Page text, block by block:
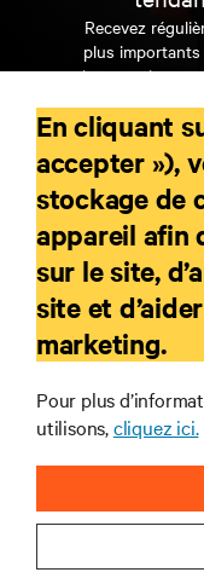
Recevez
plus
interventions et
et des
RESSOURCES
SUPPORT
SOCIÉTÉ
En cliquant
accepter »),
stockage de
appareil afin
sur le site,
site et
marketing.
Pour plus
utilisons,cliquez ici.